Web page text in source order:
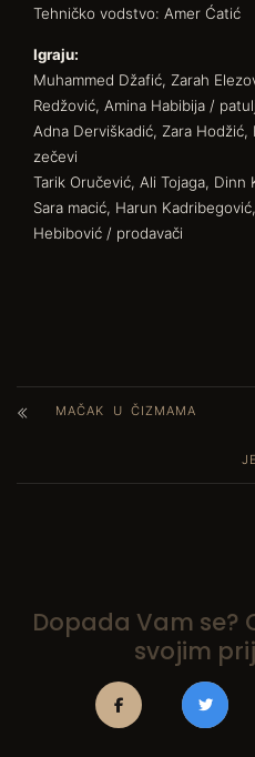
Tehničko vodstvo: Amer Ćatić
Igraju:
Muhammed Džafić, Zarah
Redžović, Amina Habibija /
Adna Derviškadić, Zara Hodžić,
zečevi
Tarik Oručević, Ali Tojaga,
Sara macić, Harun
Hebibović / prodavači
MAČAK U ČIZMAMA
Dopada Vam se?
svojim